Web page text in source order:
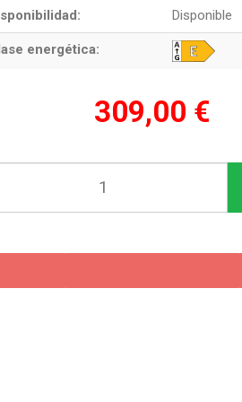
Disponible
energética:
309,00 €